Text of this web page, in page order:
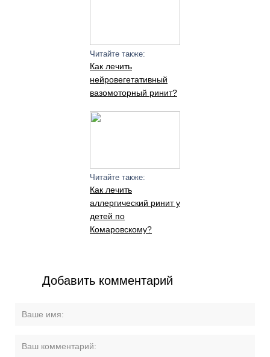
Читайте также:
Как лечить
нейровегетативный
вазомоторный ринит?
Читайте также:
Как лечить
аллергический ринит у
детей по
Комаровскому?
Добавить комментарий